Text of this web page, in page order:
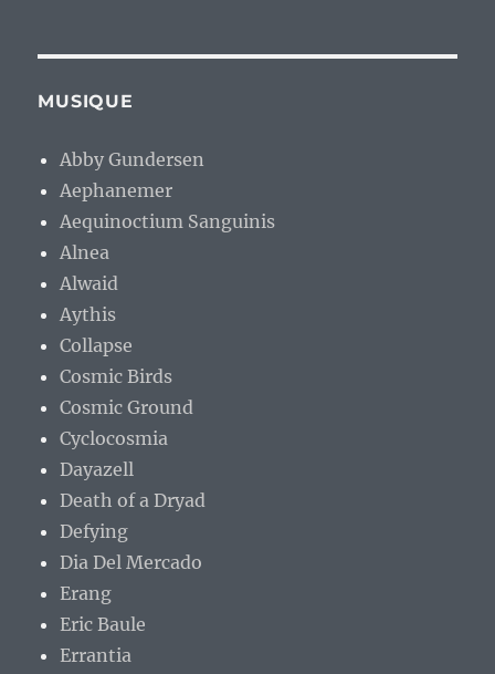
MUSIQUE
Abby Gundersen
Aephanemer
Aequinoctium Sanguinis
Alnea
Alwaid
Aythis
Collapse
Cosmic Birds
Cosmic Ground
Cyclocosmia
Dayazell
Death of a Dryad
Defying
Dia Del Mercado
Erang
Eric Baule
Errantia